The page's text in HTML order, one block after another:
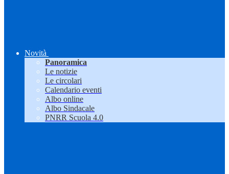
Novità
Panoramica
Le notizie
Le circolari
Calendario eventi
Albo online
Albo Sindacale
PNRR Scuola 4.0